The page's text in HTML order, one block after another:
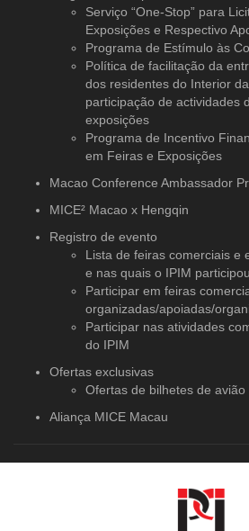
Serviço “One-Stop” para
Exposições e Respectivo
Programa de Estímulo às
Política de facilitação da
dos residentes do Interior
participação de actividades
exposições
Programa de Incentivo
em Feiras e Exposições
Macao Conference Ambassador
MICE² Macao x Hengqin
Registro de evento
Lista de feiras comerciais e
e nas quais o IPIM participou
Participar em feiras
organizadas/apoiadas/
Participar nas atividades
do IPIM
Ofertas exclusivas
Ofertas de bilhetes de avião
Aliança MICE Macau